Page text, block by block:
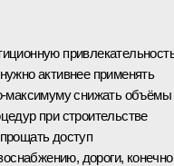
активнее применять
снижать объёмы
при строительстве
доступ
дороги,